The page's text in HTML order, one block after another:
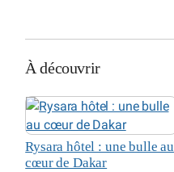
À découvrir
Rysara hôtel : une bulle au
cœur de Dakar